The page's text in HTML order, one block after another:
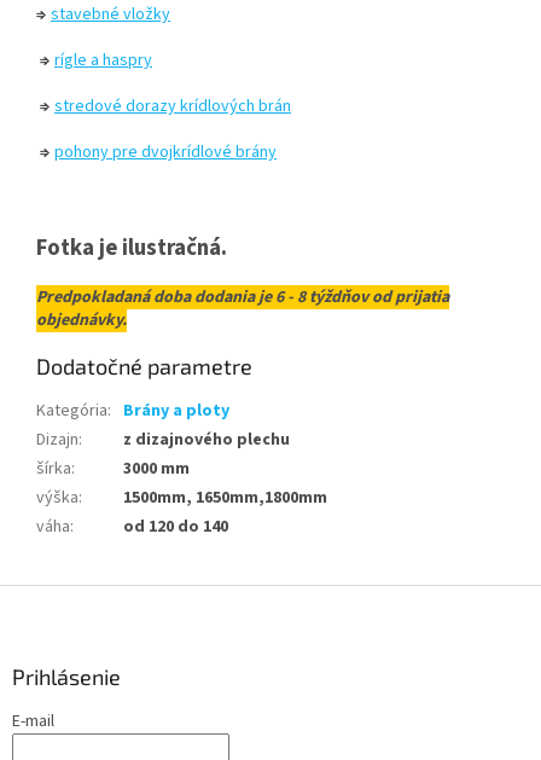
⇒ stavebné vložky
⇒ rígle a haspry
⇒ stredové dorazy krídlových brán
⇒ pohony pre dvojkrídlové brány
Fotka je ilustračná.
Predpokladaná doba dodania je 6 - 8 týždňov od prijatia
objednávky.
Dodatočné parametre
Kategória: Brány a ploty
Dizajn:
z dizajnového plechu
šírka:
3000 mm
výška:
1500mm, 1650mm,1800mm
váha: od 120 do 140
Prihlásenie
E-mail